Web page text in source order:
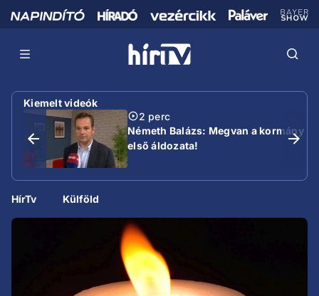
Kiemelt videók
2 perc
Németh Balázs: Megvan a kormány
első áldozata!
HírTv Külföld